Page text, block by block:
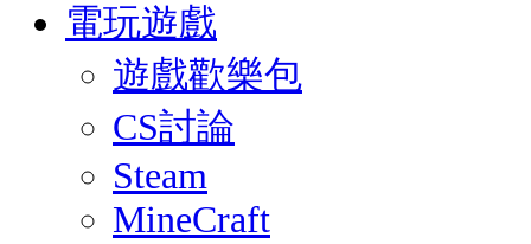
電玩遊戲
遊戲歡樂包
CS討論
Steam
MineCraft